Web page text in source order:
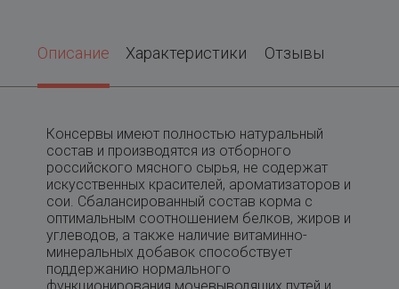
Описание Характеристики Отзывы
Консервы имеют полностью натуральный
состав и производятся из отборного
российского мясного сырья, не содержат
искусственных красителей, ароматизаторов и
сои. Сбалансированный состав корма с
оптимальным соотношением белков, жиров и
углеводов, а также наличие витаминно-
минеральных добавок способствует
поддержанию нормального